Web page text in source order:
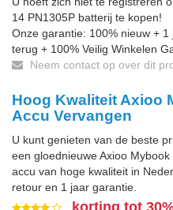
14 PN1305P batterij te kopen!
Onze garantie: 100% nieuw +
terug + 100% Veilig Winkelen
Neem contact op over dit
Hoog Kwaliteit Axioo
Accu Vervangen
U kunt genieten van de beste
een gloednieuwe Axioo
accu van hoge kwaliteit in
retour en 1 jaar garantie.
korting tot